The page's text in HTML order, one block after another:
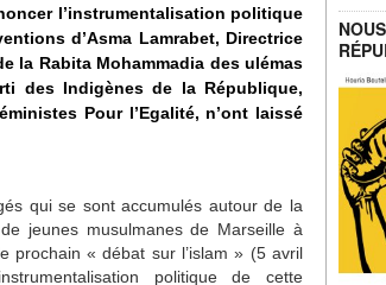
l’instrumentalisation politique
d’Asma Lamrabet, Directrice
la Rabita Mohammadia des ulémas
des Indigènes de la République,
Pour l’Egalité, n’ont laissé
qui se sont accumulés autour de la
jeunes musulmanes de Marseille à
prochain « débat sur l’islam » (5 avril
politique de cette